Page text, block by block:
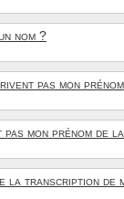
nom ?
pas mon
mon prénom de la
la transcription de